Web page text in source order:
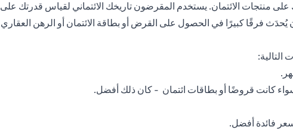
منتجات الائتمان. يستخدم المقرضون تاريخك الائتماني لقياس قدرتك على
أن يُحدَث فرقًا كبيرًا في الحصول على القرض أو بطاقة الائتمان أو الرهن العقاري
كانت قروضًا أو بطاقات ائتمان - كان ذلك أفضل.
فائدة أفضل.